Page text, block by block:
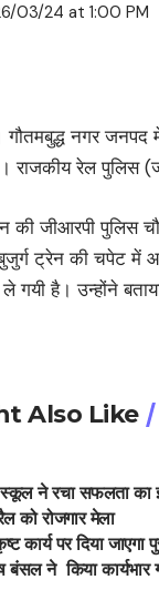
03/24 at 1:00 PM
गौतमबुद्ध नगर
राजकीय रेल पुलिस
जीआरपी पुलिस
ट्रेन की चपेट में
ले गयी है। उन्होंने
Also Like
स्कूल ने रचा सफलता का
को रोजगार मेला
कार्य पर दिया
बंसल ने किया कार्यभार